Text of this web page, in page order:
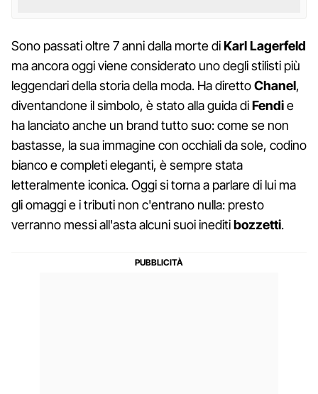
Sono passati oltre 7 anni dalla morte diKarl Lagerfeld
ma ancora oggi viene considerato uno degli stilisti più
leggendari della storia della moda. Ha direttoChanel,
diventandone il simbolo, è stato alla guida diFendie
ha lanciato anche un brand tutto suo: come se non
bastasse, la sua immagine con occhiali da sole, codino
bianco e completi eleganti, è sempre stata
letteralmente iconica. Oggi si torna a parlare di lui ma
gli omaggi e i tributi non c'entrano nulla: presto
verranno messi all'asta alcuni suoi ineditibozzetti.